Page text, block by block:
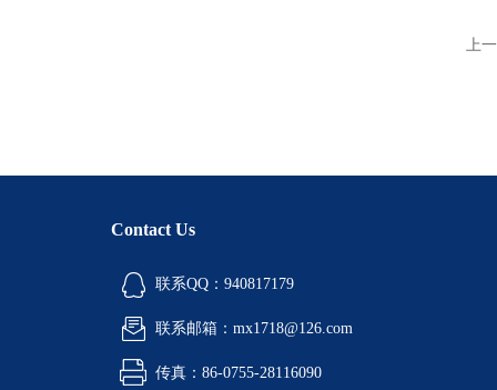
上
Contact Us
联系QQ：940817179
联系邮箱：mx1718@126.com
传真：86-0755-28116090